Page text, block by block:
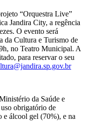
“Orquestra Live”
Jandira City, a regência
O evento será
da Cultura e Turismo de
no Teatro Municipal. A
para reservar o seu
da Saúde e
obrigatório de
e álcool gel (70%), e na